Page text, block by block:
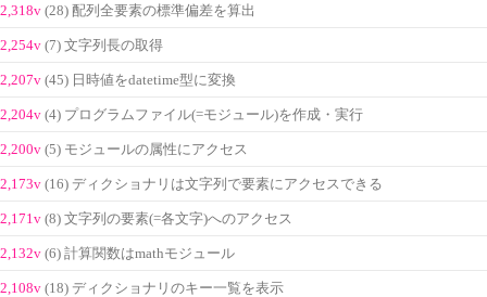
2,318v (28) 配列全要素の標準偏差を算出
2,254v (7) 文字列長の取得
2,207v (45) 日時値をdatetime型に変換
2,204v (4) プログラムファイル(=モジュール)を作成・実行
2,200v (5) モジュールの属性にアクセス
2,173v (16) ディクショナリは文字列で要素にアクセスできる
2,171v (8) 文字列の要素(=各文字)へのアクセス
2,132v (6) 計算関数はmathモジュール
2,108v (18) ディクショナリのキー一覧を表示